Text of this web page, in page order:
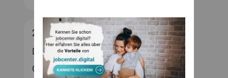
2015
Dezember (4)
November (1)
Oktober (5)
September (1)